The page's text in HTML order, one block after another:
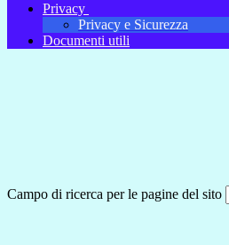
Privacy
Privacy e Sicurezza
Documenti utili
Campo di ricerca per le pagine del sito